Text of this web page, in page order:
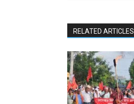
RELATED ARTICLES